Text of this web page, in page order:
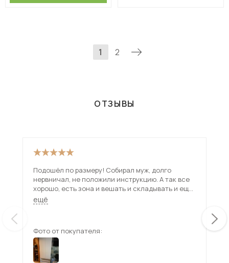
1 2
ОТЗЫВЫ
Подошёл по размеру! Собирал муж, долго
нервничал, не положили инструкцию. А так все
хорошо, есть зона и вешать и складывать и ещё
ящики
ещё
Фото от покупателя: